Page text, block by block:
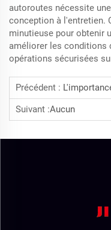
autoroutes nécessite
conception à l'entretien.
minutieuse pour obtenir
améliorer les conditions
opérations sécurisées
Précédent : L'importance Des Barrières
Suivant :Aucun